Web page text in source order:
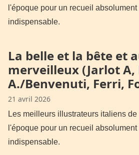
l'époque pour un recueil absolument
indispensable.
La belle et la bête et
merveilleux (Jarlot
A./Benvenuti, Ferri,
21 avril 2026
Les meilleurs illustrateurs italiens de
l'époque pour un recueil absolument
indispensable.